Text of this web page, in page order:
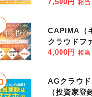
7,500円 相当
CAPIMA（
クラウドフ
4,000円 相当
AGクラウ
（投資家登